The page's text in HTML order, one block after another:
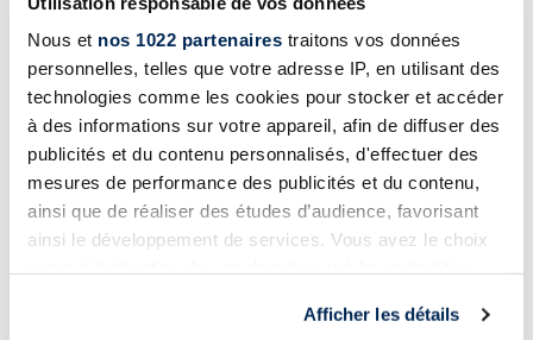
Nous et nos 1022 partenaires traitons vos données
personnelles, telles que votre adresse IP, en utilisant des
technologies comme les cookies pour stocker et accéder
à des informations sur votre appareil, afin de diffuser des
publicités et du contenu personnalisés, d'effectuer des
mesures de performance des publicités et du contenu,
ainsi que de réaliser des études d’audience, favorisant
ainsi le développement de services. Vous avez le choix
tout moment en consultant la Déclaration relative aux
Afficher les détails
Plus de photos ( 2 )